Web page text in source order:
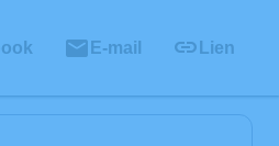
E-mail Lien